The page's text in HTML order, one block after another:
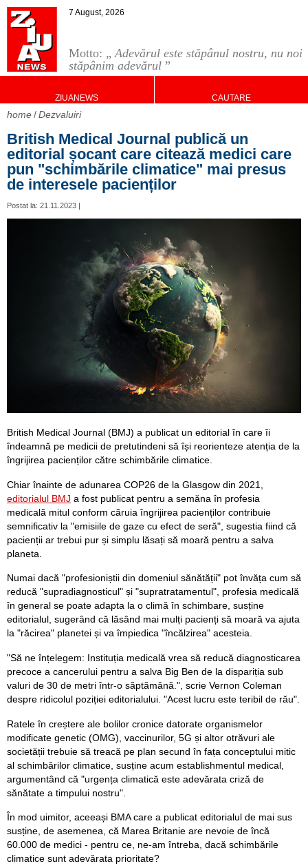
Motto: „Adevărul este stăpânul nostru, nu noi
stăpânim adevărul ”
7 August, 2026
ZIUANEWS CAUTARE
home Dezvaluiri
British Medical Journal publică un
editorial șocant care citează medici care
pun "schimbările climatice" mai presus
de interesele pacienților
Postat la: 21.11.2023 |
British Medical Journal (BMJ) a publicat un editorial în care îi
îndeamnă pe medicii de pretutindeni să își reorienteze atenția de la
îngrijirea pacienților către schimbările climatice.
Chiar înainte de adunarea COP26 de la Glasgow din 2021,
editorialul BMJ a fost publicat pentru a semăna în profesia
medicală mitul conform căruia îngrijirea pacienților contribuie
semnificativ la "emisiile de gaze cu efect de seră", sugestia fiind că
pacienții ar trebui pur și simplu lăsați să moară pentru a salva
planeta.
Numai dacă "profesioniștii din domeniul sănătății" pot învăța cum să
reducă "supradiagnosticul" și "supratratamentul", profesia medicală
în general se poate adapta la o climă în schimbare, susține
editorialul, sugerând că lăsând mai mulți pacienți să moară va ajuta
la "răcirea" planetei și va împiedica "încălzirea" acesteia.
"Să ne înțelegem: Instituția medicală vrea să reducă diagnosticarea
precoce a cancerului pentru a salva Big Ben de la dispariția sub
valuri de 30 de metri într-o săptămână.", scrie Vernon Coleman
despre ridicolul poziției editorialului. "Acest lucru este teribil de rău".
Ratele în creștere ale bolilor cronice datorate organismelor
modificate genetic (OMG), vaccinurilor, 5G și altor otrăvuri ale
societății trebuie să treacă pe plan secund în fața conceptului mitic
al schimbărilor climatice, susține acum establishmentul medical,
argumentând că "urgența climatică este adevărata criză de
sănătate a timpului nostru".
În mod uimitor, aceeași BMA care a publicat editorialul de mai sus
susține, de asemenea, că Marea Britanie are nevoie de încă
60.000 de medici - pentru ce, ne-am întreba, dacă schimbările
climatice sunt adevărata prioritate?